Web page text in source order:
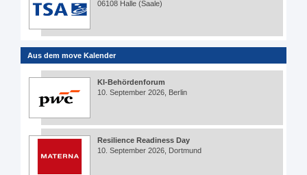
06108 Halle (Saale)
Aus dem move Kalender
KI-Behördenforum
10. September 2026, Berlin
Resilience Readiness Day
10. September 2026, Dortmund